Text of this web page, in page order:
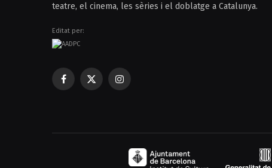
teatre, el cinema, les sèries i el doblatge a Catalunya.
Editat per:
Facebook
X
Instagram